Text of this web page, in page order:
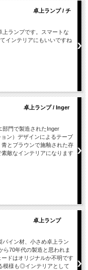
明 卓上ランプ / チ
ランプです。スマートな
インテリアにもいいですね
上ランプ / Inger
部門で製造されたInger
ン）デザインによるテーブ
とブラウンで施釉された存
敵なインテリアになります
明 卓上ランプ
パイン材、小さめ卓上ラン
ら70年代の製造と思われま
ドはオリジナルか不明です
模様も◎インテリアとして